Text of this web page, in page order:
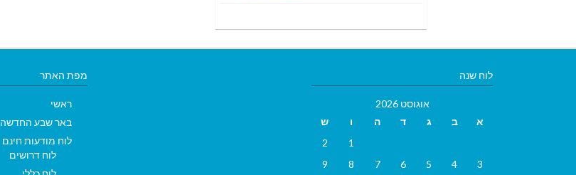
מפת האתר
ראשי
באר שבע החדשה
לוח מודעות חינם
לוח דרושים
לוח שנה
אוגוסט 2026
א
ב ג ד ה ו
ש
1
2
3
4
5
6
7
8
9